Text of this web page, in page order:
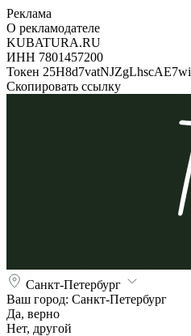
Реклама
О рекламодателе
KUBATURA.RU
ИНН 7801457200
Токен 25H8d7vatNJZgLhscAE7wi
Скопировать ссылку
Санкт-Петербург
Ваш город: Санкт-Петербург
Да, верно
Нет, другой